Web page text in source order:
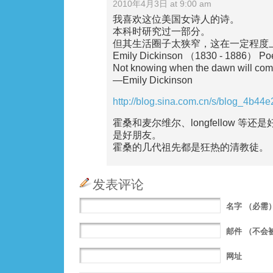
2010年4月3日 at 9:00 am
我喜欢这位美国女诗人的诗。
本科时研究过一部分。
但其生活圈子太狭窄，这在一定程度
Emily Dickinson （1830 - 1886）
Not knowing when the dawn will
—Emily Dickinson
http://blog.sina.com.cn/s/
霍桑和麦尔维尔、longfellow 等还是
是好朋友。
霍桑的几代祖先都是狂热的清教徒。
发表评论
名字 （必需
邮件 （不会
网址